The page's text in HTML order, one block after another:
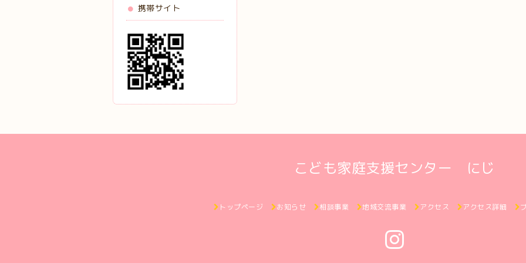
携帯サイト
こども家庭支援センター にじ
トップページ お知らせ 相談事業 地域交流事業 アクセス アクセス詳細